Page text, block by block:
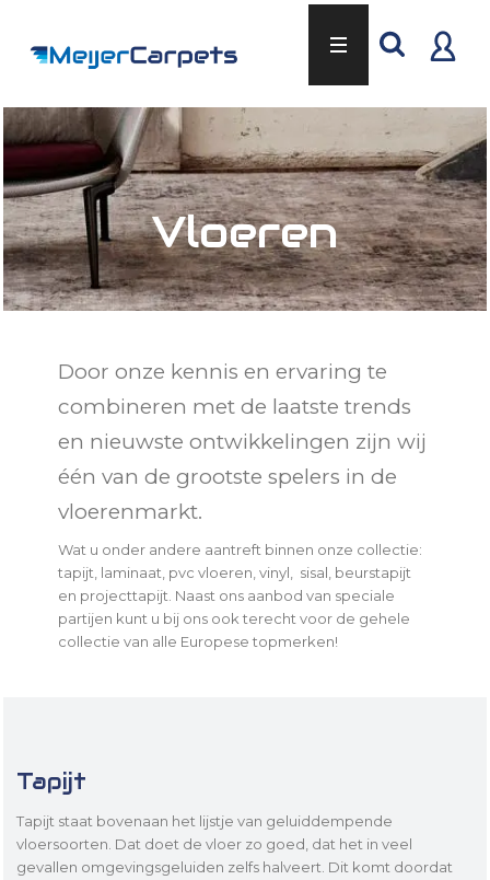
Vloeren
Door onze kennis en ervaring te
combineren met de laatste trends
en nieuwste ontwikkelingen zijn wij
één van de grootste spelers in de
vloerenmarkt.
Wat u onder andere aantreft binnen onze collectie:
tapijt, laminaat, pvc vloeren, vinyl, sisal, beurstapijt
en projecttapijt. Naast ons aanbod van speciale
partijen kunt u bij ons ook terecht voor de gehele
collectie van alle Europese topmerken!
Tapijt
Tapijt staat bovenaan het lijstje van geluiddempende
vloersoorten. Dat doet de vloer zo goed, dat het in veel
gevallen omgevingsgeluiden zelfs halveert. Dit komt doordat